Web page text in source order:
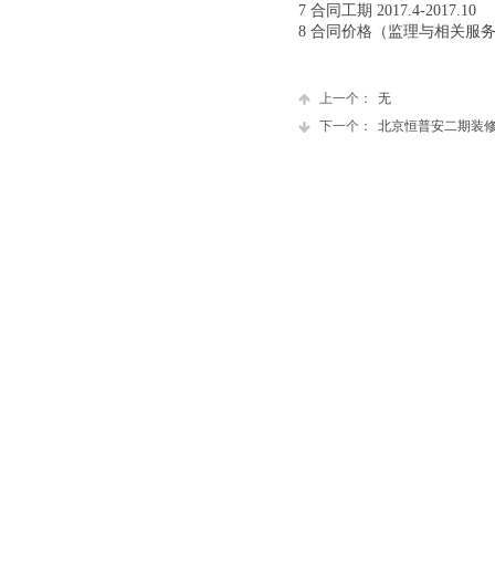
7 合同工期 2017.4-2017.10
8 合同价格（监理与相关服
上一个：
无
下一个：
北京恒普安二期装